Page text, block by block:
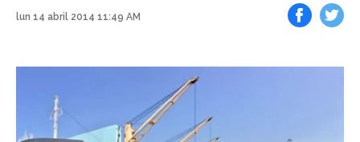
lun 14 abril 2014 11:49 AM